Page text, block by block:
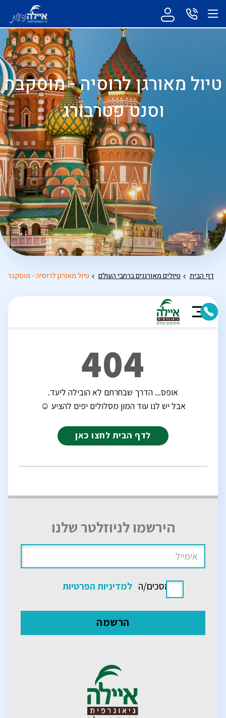
טיול מאורגן לרוסיה - מוסקבה
וסנט פטרבורג
דף הבית טיולים מאורגנים ברחבי העולם טיול מאורגן לרוסיה - מוסקבה